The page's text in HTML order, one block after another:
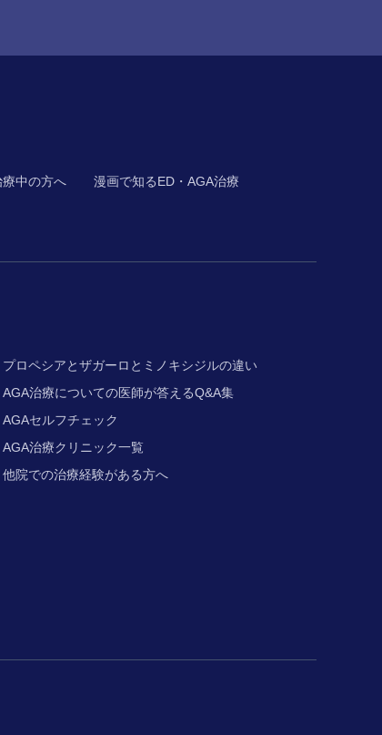
療中の方へ 漫画で知るED・AGA治療
プロペシアとザガーロとミノキシジルの違い
AGA治療についての医師が答えるQ&A集
AGAセルフチェック
AGA治療クリニック一覧
他院での治療経験がある方へ